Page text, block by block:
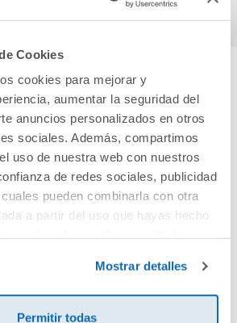
Cookies
cookies para mejorar y
aumentar la seguridad del
anuncios personalizados en otros
sociales. Además, compartimos
uso de nuestra web con nuestros
de redes sociales, publicidad
pueden combinarla con otra
a partir del uso que hayas hecho
Mostrar detalles
Permitir todas
tu opinión
en valorar este producto!
Debes iniciar sesión para poder valorarlo